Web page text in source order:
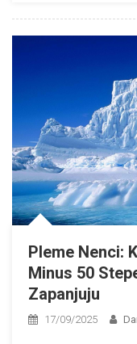
Pleme Nenci:
Minus 50
Zapanjuju
17/09/2025